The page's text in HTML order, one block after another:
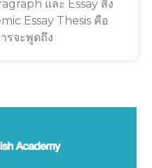
และ Essay สิ่ง
Essay Thesis คือ
รจะพูดถึง